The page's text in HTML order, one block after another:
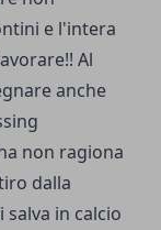
e l'intera
Al
anche
non ragiona
dalla
in calcio